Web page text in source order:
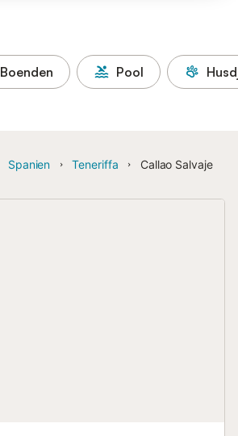
Boenden Pool
Spanien Teneriffa Callao Salvaje